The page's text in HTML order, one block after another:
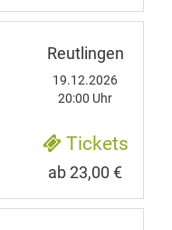
Reutlingen
19.12.2026
20:00 Uhr
Tickets
ab 23,00 €